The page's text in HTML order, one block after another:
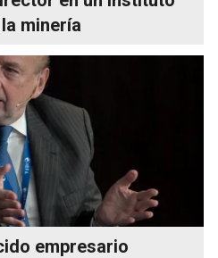
minería
empresario